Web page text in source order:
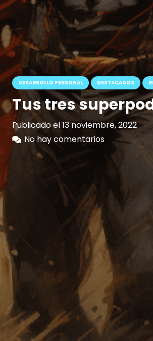
DESARROLLO PERSONAL DESTACADOS
Tus tres
Publicado el13 noviembre, 2022
No hay comentarios